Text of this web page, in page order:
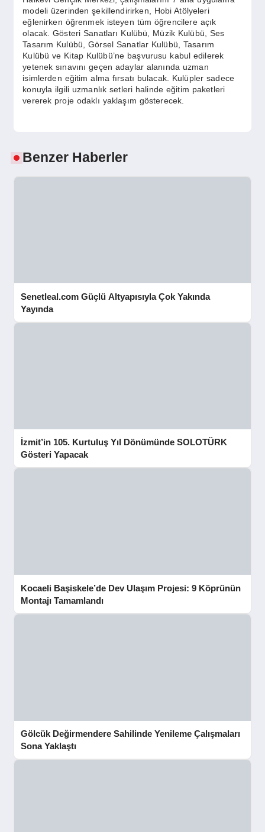
modeli üzerinden şekillendirirken, Hobi Atölyeleri
eğlenirken öğrenmek isteyen tüm öğrencilere açık
olacak. Gösteri Sanatları Kulübü, Müzik Kulübü, Ses
Tasarım Kulübü, Görsel Sanatlar Kulübü, Tasarım
Kulübü ve Kitap Kulübü’ne başvurusu kabul edilerek
yetenek sınavını geçen adaylar alanında uzman
isimlerden eğitim alma fırsatı bulacak. Kulüpler sadece
konuyla ilgili uzmanlık setleri halinde eğitim paketleri
vererek proje odaklı yaklaşım gösterecek.
Benzer Haberler
Senetleal.com Güçlü Altyapısıyla Çok Yakında
Yayında
İzmit’in 105. Kurtuluş Yıl Dönümünde SOLOTÜRK
Gösteri Yapacak
Kocaeli Başiskele’de Dev Ulaşım Projesi: 9 Köprünün
Montajı Tamamlandı
Gölcük Değirmendere Sahilinde Yenileme Çalışmaları
Sona Yaklaştı